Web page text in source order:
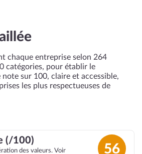
chaque entreprise selon 264
catégories, pour établir le
sur 100, claire et accessible,
les plus respectueuses de
(/100)
des valeurs. Voir
56